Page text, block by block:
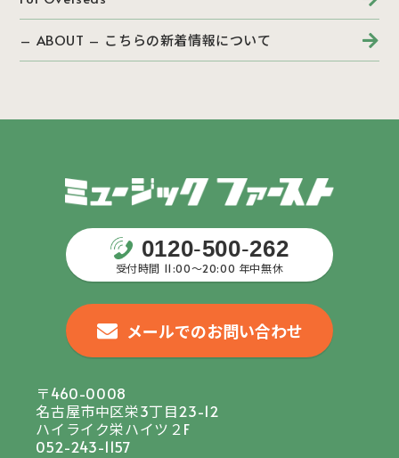
– ABOUT – こちらの新着情報について
0120-500-262
受付時間 11:00〜20:00 年中無休
メールでのお問い合わせ
〒460-0008
名古屋市中区栄3丁目23-12
ハイライク栄ハイツ２F
052-243-1157